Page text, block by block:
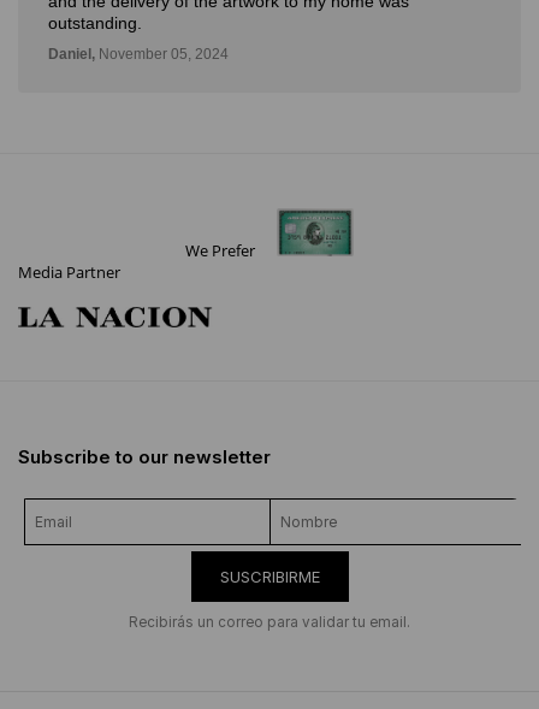
We Prefer
Media Partner
Subscribe to our newsletter
SUSCRIBIRME
Recibirás un correo para validar tu email.